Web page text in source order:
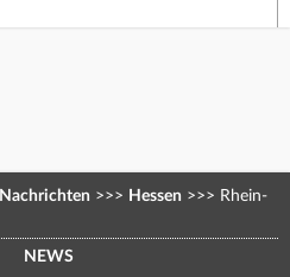
Nachrichten >>> Hessen >>> Rhein-
NEWS